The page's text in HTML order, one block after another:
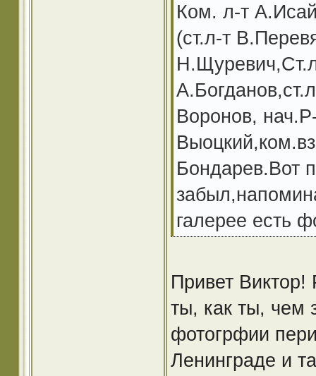
Ком. л-т
(ст.л-т
Воронов,
Бондарев.Вот
галерее есть
Привет
ты, как ты, чем
фотогрфии
Ленинграде и